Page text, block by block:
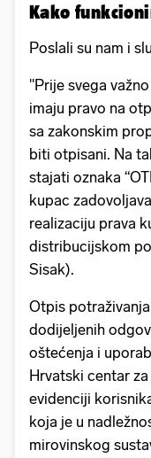
Kako
Poslali su nam i
"Prije svega
imaju pravo na
sa zakonskim
biti otpisani. Na
stajati oznaka
kupac
realizaciju prava
distribucijskom
Sisak).
Otpis
dodijeljenih
oštećenja i
Hrvatski centar
evidenciji
koja je u
mirovinskog